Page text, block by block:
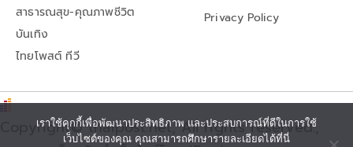
สาธารณสุข-คุณภาพชีวิต
บันเทิง
ไทยโพสต์ ทีวี
Privacy Policy
Copyright© thaipost.net, All rights reserved.,
เราใช้คุกกี้เพื่อพัฒนาประสิทธิภาพ และประสบการณ์ที่ดีในการใช้
เว็บไซต์ของคุณ คุณสามารถศึกษารายละเอียดได้ที่นี่